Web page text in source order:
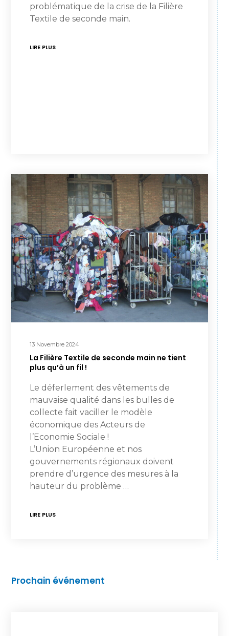
problématique de la crise de la Filière
Textile de seconde main.
LIRE PLUS
13 Novembre 2024
La Filière Textile de seconde main ne tient
plus qu’à un fil !
Le déferlement des vêtements de
mauvaise qualité dans les bulles de
collecte fait vaciller le modèle
économique des Acteurs de
l’Economie Sociale !
L’Union Européenne et nos
gouvernements régionaux doivent
prendre d’urgence des mesures à la
hauteur du problème …
LIRE PLUS
Prochain événement